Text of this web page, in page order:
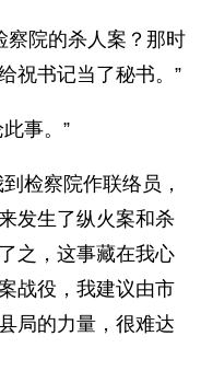
察院的杀人案？那时
祝书记当了秘书。”
事。”
检察院作联络员，
发生了纵火案和杀
之，这事藏在我心
战役，我建议由市
局的力量，很难达